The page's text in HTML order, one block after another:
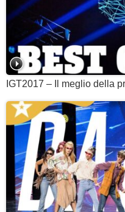
IGT2017 – Il meglio della